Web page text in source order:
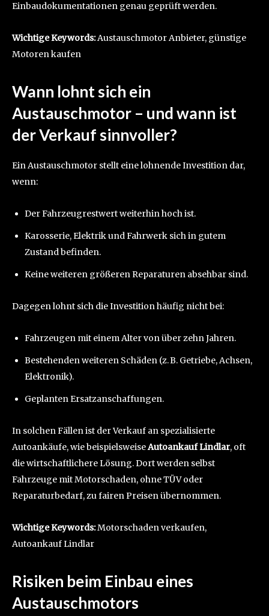
Einbaudokumentationen genau geprüft werden.
Wichtige Keywords:Austauschmotor Anbieter, günstige
Motoren kaufen
Wann lohnt sich ein
Austauschmotor – und wann ist
der Verkauf sinnvoller?
Ein Austauschmotor stellt eine lohnende Investition dar,
wenn:
Der Fahrzeugrestwert weiterhin hoch ist.
Karosserie, Elektrik und Fahrwerk sich in gutem
Zustand befinden.
Keine weiteren größeren Reparaturen absehbar sind.
Dagegen lohnt sich die Investition häufig nicht bei:
Fahrzeugen mit einem Alter von über zehn Jahren.
Bestehenden weiteren Schäden (z. B. Getriebe, Achsen,
Elektronik).
Geplanten Ersatzanschaffungen.
In solchen Fällen ist der Verkauf an spezialisierte
Autoankäufe, wie beispielsweiseAutoankauf Lindlar, oft
die wirtschaftlichere Lösung. Dort werden selbst
Fahrzeuge mit Motorschaden, ohne TÜV oder
Reparaturbedarf, zu fairen Preisen übernommen.
Wichtige Keywords:Motorschaden verkaufen,
Autoankauf Lindlar
Risiken beim Einbau eines
Austauschmotors